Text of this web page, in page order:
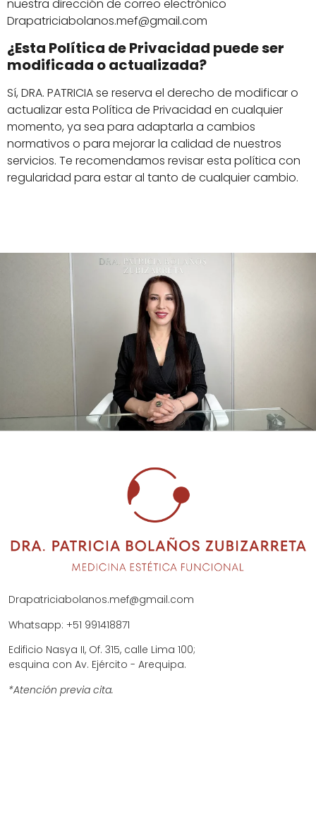
nuestra dirección de correo electrónico
Drapatriciabolanos.mef@gmail.com
¿Esta Política de Privacidad puede ser
modificada o actualizada?
Sí, DRA. PATRICIA se reserva el derecho de modificar o
actualizar esta Política de Privacidad en cualquier
momento, ya sea para adaptarla a cambios
normativos o para mejorar la calidad de nuestros
servicios. Te recomendamos revisar esta política con
regularidad para estar al tanto de cualquier cambio.
Drapatriciabolanos.mef@gmail.com
Whatsapp: +51 991418871
Edificio Nasya II, Of. 315, calle Lima 100;
esquina con Av. Ejército - Arequipa.
*Atención previa cita.